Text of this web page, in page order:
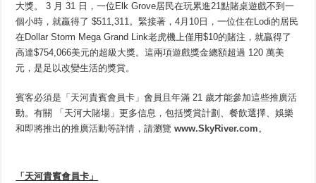
大獎。 3 月 31 日，一位Elk Grove居民在玩累進21點賭桌遊戲不到一
個小時，就贏得了 $511,311。緊接著，4月10日，一位住在Lodi的居民
在Dollar Storm Mega Grand Link老虎機上僅用$10的賭注，就贏得了
高達$754,066美元的超級大獎。這兩項遊戲獎金總額超過 120 萬美
元，是足以改變生活的獎賞。
賓客必須是「天河貴賓會員卡」會員且年滿 21 歲才能參加這些推廣活
動。有關 「天河大賭場」更多信息，包括獎賞計劃、餐飲選擇、娛樂
和即將推出的推廣活動等詳情，請瀏覽www.SkyRiver.com。
「天河貴賓會員卡」